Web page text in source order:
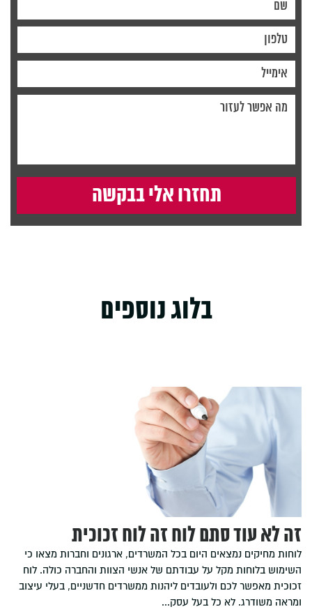
בלוג נוספים
זה לא עוד סתם לוח זה לוח זכוכית
לוחות מחיקים נמצאים היום בכל המשרדים, ארגונים וחברות מצאו כי
השימוש בלוחות מקל על עבודתם של אנשי הצוות והחברה כולה. לוח
זכוכית מאפשר לכם ולעובדים ליהנות ממשרדים חדשניים, בעלי עיצוב
ומראה משודרג. לא כל בעל עסק...